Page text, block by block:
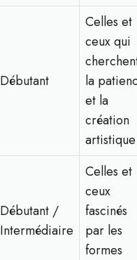
Débutant
Celles et
ceux qui
la
et la
création
artistique
Débutant /
Intermédiaire
Celles et
ceux
fascinés
par les
formes